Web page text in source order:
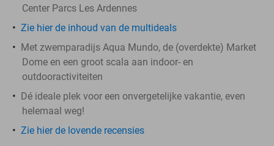
Center Parcs Les Ardennes
Zie hier de inhoud van de multideals
Met zwemparadijs Aqua Mundo, de (overdekte) Market
Dome en een groot scala aan indoor- en
outdooractiviteiten
Dé ideale plek voor een onvergetelijke vakantie, even
helemaal weg!
Zie hier de lovende recensies